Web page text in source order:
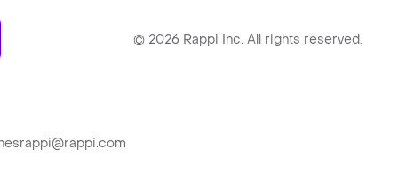
© 2026 Rappi Inc. All rights reserved.